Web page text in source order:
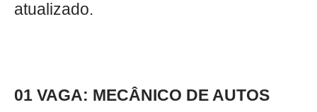
atualizado.
01 VAGA: MECÂNICO DE AUTOS